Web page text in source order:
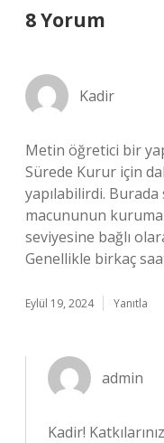
8 Yorum
Kadir
Metin öğretici bir
Sürede Kurur için
yapılabilirdi.
macununun kuruma
seviyesine bağlı
Genellikle birkaç
Eylül 19, 2024 Yanıtla
admin
Kadir!